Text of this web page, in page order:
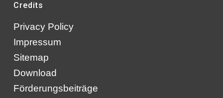
Credits
Privacy Policy
Impressum
Sitemap
Download
Förderungsbeiträge